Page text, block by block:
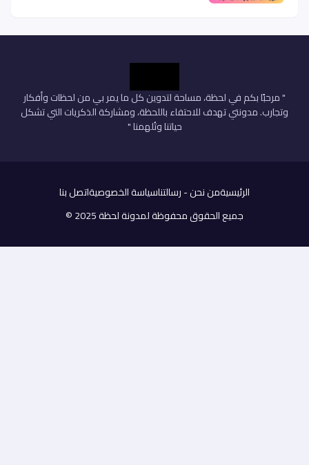
" مرحبًا بكم في لحظة، مساحة لتدوين كل ما يمر بي من لحظات وأفكار
وتجارب. مدونتي تهدف للاحتفاء باللحظة، ومشاركة الذكريات التي تشكل
حياتنا وتُلهمنا "
جميع الحقوق محفوظةلمدونة لحظة
الرئيسيةمن نحن - رسالتناسياسة الخصوصيةاتصل بنا